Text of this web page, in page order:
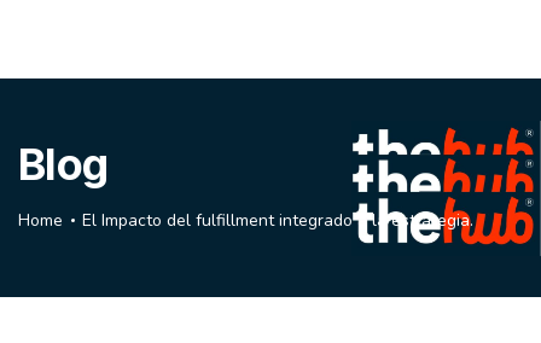
Blog
Home El Impacto del fulfillment integrado a la estrategia.